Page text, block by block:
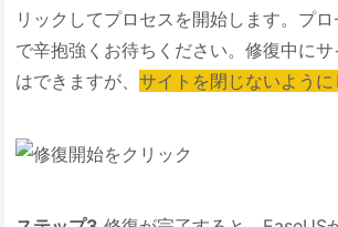
リックしてプロセスを開始します。プ
で辛抱強くお待ちください。修復中に
はできますが、サイトを閉じないように